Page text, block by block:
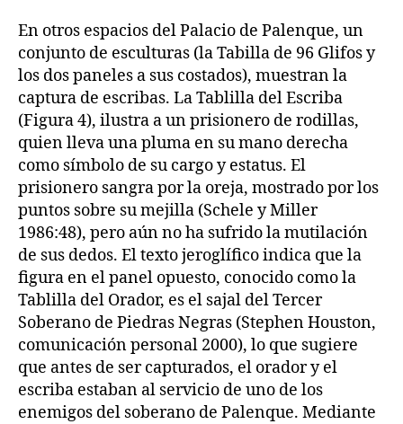
En otros espacios del Palacio de Palenque, un
conjunto de esculturas (la Tabilla de 96 Glifos y
los dos paneles a sus costados), muestran la
captura de escribas. La Tablilla del Escriba
(Figura 4), ilustra a un prisionero de rodillas,
quien lleva una pluma en su mano derecha
como símbolo de su cargo y estatus. El
prisionero sangra por la oreja, mostrado por los
puntos sobre su mejilla (Schele y Miller
1986:48), pero aún no ha sufrido la mutilación
de sus dedos. El texto jeroglífico indica que la
figura en el panel opuesto, conocido como la
Tablilla del Orador, es el sajal del Tercer
Soberano de Piedras Negras (Stephen Houston,
comunicación personal 2000), lo que sugiere
que antes de ser capturados, el orador y el
escriba estaban al servicio de uno de los
enemigos del soberano de Palenque. Mediante